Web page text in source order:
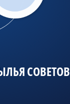
СОВЕТОВ